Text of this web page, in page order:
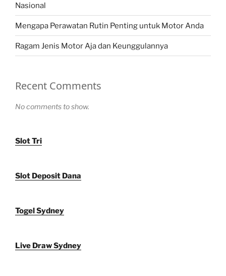
Nasional
Mengapa Perawatan Rutin Penting untuk Motor Anda
Ragam Jenis Motor Aja dan Keunggulannya
Recent Comments
No comments to show.
Slot Tri
Slot Deposit Dana
Togel Sydney
Live Draw Sydney